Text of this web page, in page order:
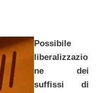
Possibile
liberalizzazio
ne dei
suffissi di